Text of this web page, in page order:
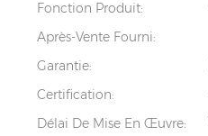
Fonction Produit:
Après-Vente Fourni:
Garantie:
Certification:
Délai De Mise En Œuvre: